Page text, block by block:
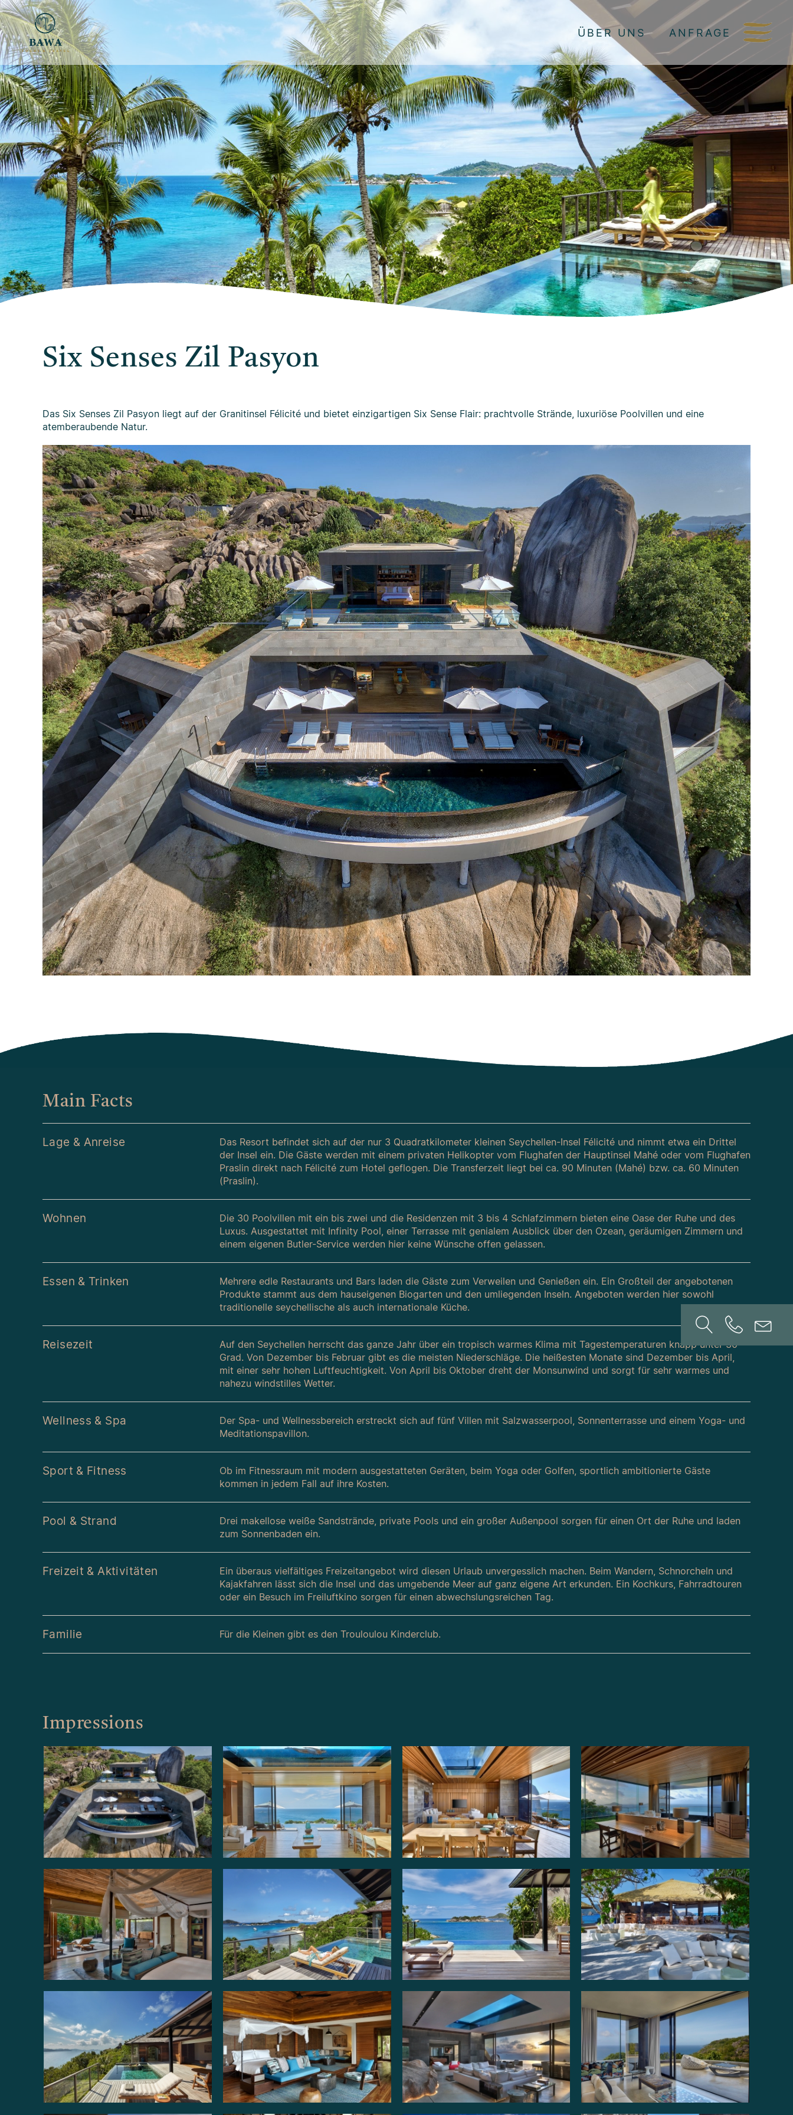
ÜBER UNS ANFRAGE
Six Senses Zil Pasyon
Das Six Senses Zil Pasyon liegt auf der Granitinsel Félicité und bietet einzigartigen Six Sense Flair: prachtvolle Strände, luxuriöse Poolvillen und eine
atemberaubende Natur.
Main Facts
Lage & Anreise
Das Resort befindet sich auf der nur 3 Quadratkilometer kleinen Seychellen-Insel Félicité und nimmt etwa ein Drittel
der Insel ein. Die Gäste werden mit einem privaten Helikopter vom Flughafen der Hauptinsel Mahé oder vom Flughafen
Praslin direkt nach Félicité zum Hotel geflogen. Die Transferzeit liegt bei ca. 90 Minuten (Mahé) bzw. ca. 60 Minuten
(Praslin).
Wohnen
Die 30 Poolvillen mit ein bis zwei und die Residenzen mit 3 bis 4 Schlafzimmern bieten eine Oase der Ruhe und des
Luxus. Ausgestattet mit Infinity Pool, einer Terrasse mit genialem Ausblick über den Ozean, geräumigen Zimmern und
einem eigenen Butler-Service werden hier keine Wünsche offen gelassen.
Essen & Trinken
Mehrere edle Restaurants und Bars laden die Gäste zum Verweilen und Genießen ein. Ein Großteil der angebotenen
Produkte stammt aus dem hauseigenen Biogarten und den umliegenden Inseln. Angeboten werden hier sowohl
traditionelle seychellische als auch internationale Küche.
Reisezeit
Auf den Seychellen herrscht das ganze Jahr über ein tropisch warmes Klima mit Tagestemperaturen knapp unter 30
Grad. Von Dezember bis Februar gibt es die meisten Niederschläge. Die heißesten Monate sind Dezember bis April,
mit einer sehr hohen Luftfeuchtigkeit. Von April bis Oktober dreht der Monsunwind und sorgt für sehr warmes und
nahezu windstilles Wetter.
Wellness & Spa
Der Spa- und Wellnessbereich erstreckt sich auf fünf Villen mit Salzwasserpool, Sonnenterrasse und einem Yoga- und
Meditationspavillon.
Sport & Fitness
Ob im Fitnessraum mit modern ausgestatteten Geräten, beim Yoga oder Golfen, sportlich ambitionierte Gäste
kommen in jedem Fall auf ihre Kosten.
Pool & Strand
Drei makellose weiße Sandstrände, private Pools und ein großer Außenpool sorgen für einen Ort der Ruhe und laden
zum Sonnenbaden ein.
Freizeit & Aktivitäten
Ein überaus vielfältiges Freizeitangebot wird diesen Urlaub unvergesslich machen. Beim Wandern, Schnorcheln und
Kajakfahren lässt sich die Insel und das umgebende Meer auf ganz eigene Art erkunden. Ein Kochkurs, Fahrradtouren
oder ein Besuch im Freiluftkino sorgen für einen abwechslungsreichen Tag.
Familie Für die Kleinen gibt es den Trouloulou Kinderclub.
Impressions